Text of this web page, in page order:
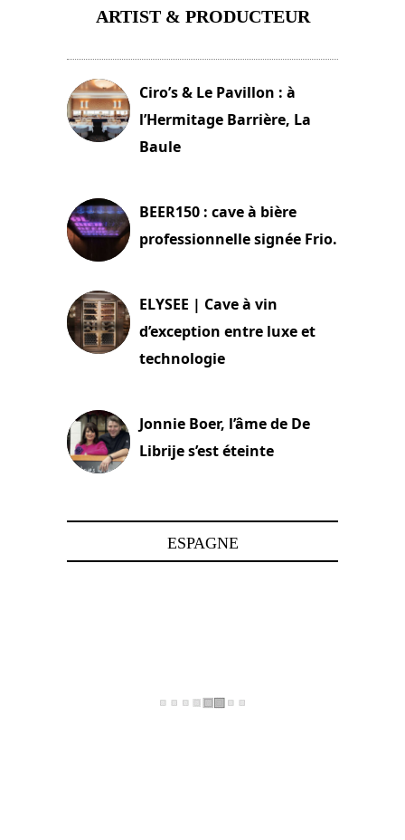
ARTIST & PRODUCTEUR
Ciro’s & Le Pavillon : à
l’Hermitage Barrière, La
Baule
BEER150 : cave à bière
professionnelle signée Frio.
ELYSEE | Cave à vin
d’exception entre luxe et
technologie
Jonnie Boer, l’âme de De
Librije s’est éteinte
ESPAGNE